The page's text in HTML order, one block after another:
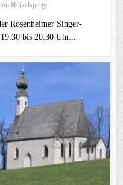
Hötzelsperger
Rosenheimer Singer-
bis 20:30 Uhr...